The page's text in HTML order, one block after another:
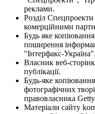
реклами.
Розділ Спецпроекти
комерційними
Будь яке
поширення
"Інтерфакс-
Власник веб-
публікації.
Будь-яке
фотографічних
правовласника
Матеріали сайту